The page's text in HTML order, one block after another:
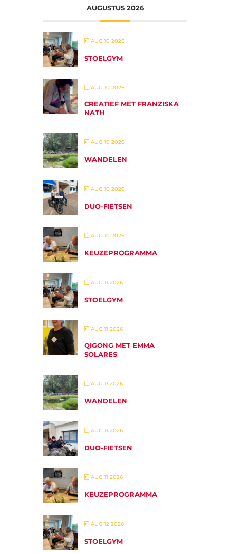
AUGUSTUS 2026
AUG 10 2026
STOELGYM
AUG 10 2026
CREATIEF MET FRANZISKA
NATH
AUG 10 2026
WANDELEN
AUG 10 2026
DUO-FIETSEN
AUG 10 2026
KEUZEPROGRAMMA
AUG 11 2026
STOELGYM
AUG 11 2026
QIGONG MET EMMA
SOLARES
AUG 11 2026
WANDELEN
AUG 11 2026
DUO-FIETSEN
AUG 11 2026
KEUZEPROGRAMMA
AUG 12 2026
STOELGYM